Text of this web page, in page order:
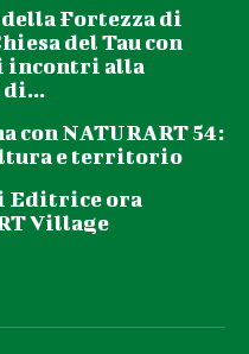
Fortezza di
del Tau con
incontri alla
di...
con NATURART 54:
e territorio
Editrice ora
Village